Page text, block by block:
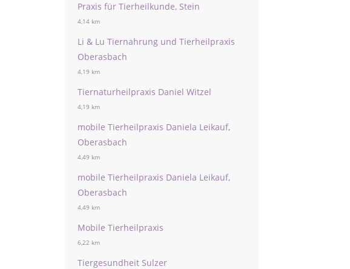
Praxis für Tierheilkunde, Stein
4,14 km
Li & Lu Tiernahrung und Tierheilpraxis
Oberasbach
4,19 km
Tiernaturheilpraxis Daniel Witzel
4,19 km
mobile Tierheilpraxis Daniela Leikauf,
Oberasbach
4,49 km
mobile Tierheilpraxis Daniela Leikauf,
Oberasbach
4,49 km
Mobile Tierheilpraxis
6,22 km
Tiergesundheit Sulzer